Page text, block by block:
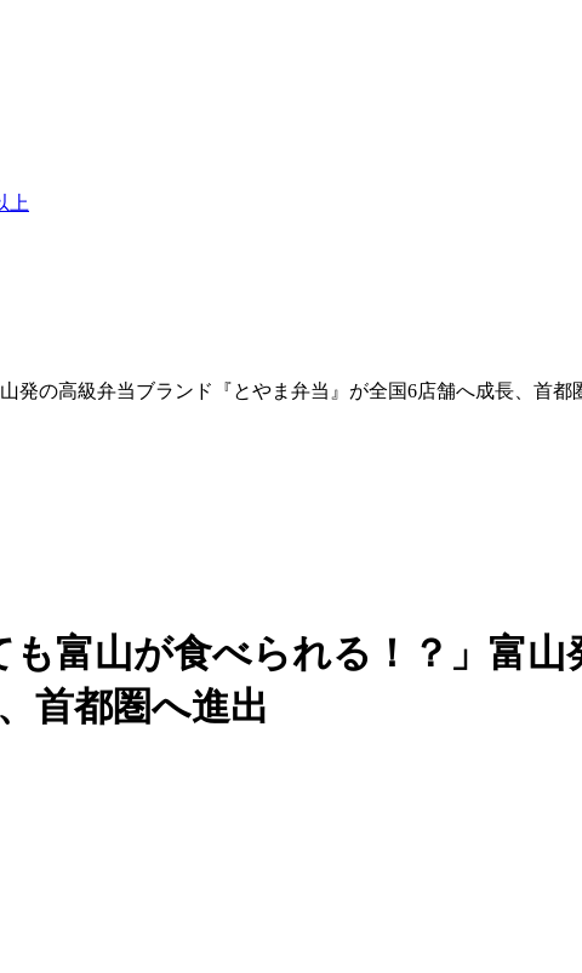
上
発の高級弁当ブランド『とやま弁当』が全国6店舗へ成長、首都
も富山が食べられる！？」富
首都圏へ進出